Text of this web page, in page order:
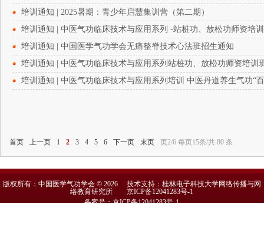
培训通知 | 2025暑期：青少年启慧集训营（第二期）
培训通知 | 中医气功临床技术与应用系列 -站桩功、放松功师资培
培训通知 | 中国医学气功学会无痛整脊技术心法班招生通知
培训通知 | 中医气功临床技术与应用系列站桩功、放松功师资培训
培训通知 | 中医气功临床技术与应用系列培训 中医丹道养生气功“
首页 上一页 1 2 3 4 5 6 下一页 末页 页2/6 每页15条/共 80 条
版权所有：中国医学气功学会 © 2026 技术支持：桂林电子科技大学网络传播与网
络教育研究所京ICP备12041283号-1
备案号：京ICP备12041283号-1